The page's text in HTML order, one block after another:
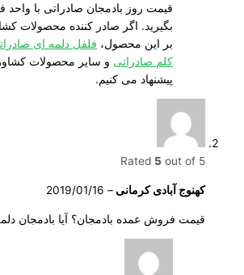
قیمت روز بادمجان صادراتی با
بگیرید. اگر صادر کننده محصولات
بر این محصول، فلفل دلمه ای
کلم صادراتی و سایر محصولات
پیشنهاد می کنیم.
Rated 5 out of 5
کهنوج آبادی کرمانی –
2019/01/16
قیمت فروش عمده بادمجان؟ آیا بادمجان